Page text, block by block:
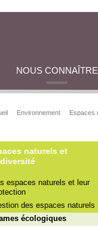
NOUS CONNAÎTRE
Environnement Espaces
naturels et
espaces naturels et leur
des espaces naturels
écologiques